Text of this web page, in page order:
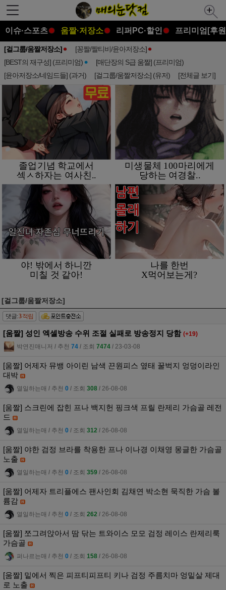
이슈·스포츠 움짤·저장소 리퍼PC·할인 프리미엄[후
[걸그룹/움짤저장소]
[꽁짤/짤티비/윤아저장소]
[BEST의 재구성] (프리미엄)
[매단장의 S급 움짤] (프리미엄)
[윤아저장소/네임드들] (과거)
[걸그룹/움짤저장소] (유저) [전체글 보기]
[걸그룹/움짤저장소]
댓글:3적립
[움짤] 성인 엑셀방송 수위 조절 실패로 방송정지 당함 (+19)
박연진매니저 l 추천 74 l 조회 7474 l 23-03-08
[움짤] 어제자 뮤뱅 아이린 남색 끈원피스 옆태 꿀벅지 엉덩이라인
대박
열일하는매 l 추천 0 l 조회 308 l 26-08-08
[움짤] 스크린에 잡힌 프나 백지헌 핑크색 프릴 란제리 가슴골 레전
드
열일하는매 l 추천 0 l 조회 312 l 26-08-08
[움짤] 야한 검정 브라를 착용한 프나 이나경 이채영 몽글한 가슴골
노출
열일하는매 l 추천 0 l 조회 359 l 26-08-08
[움짤] 어제자 트리플에스 팬사인회 김채연 박소현 묵직한 가슴 볼
륨감
열일하는매 l 추천 0 l 조회 262 l 26-08-08
[움짤] 쪼그려앉아서 땀 닦는 트와이스 모모 검정 레이스 란제리룩
가슴골
퍼나르는매 l 추천 0 l 조회 158 l 26-08-08
[움짤] 밑에서 찍은 피프티피프티 키나 검정 주름치마 엉밑살 제대
로 노출